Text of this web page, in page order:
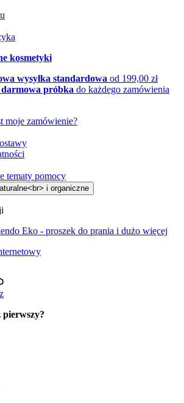
kosmetyki
wysyłka standardowa od 199,00 zł
próbka do każdego zamówienia
moje zamówienie?
tematy pomocy
Eko - proszek do prania i dużo więcej
pierwszy?